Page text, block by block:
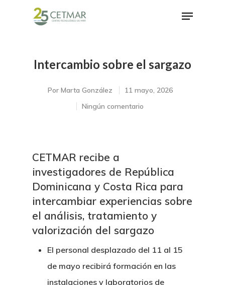
Hit enter to search or ESC to close
Intercambio sobre el sargazo
Por Marta González
11 mayo, 2026
Ningún comentario
CETMAR recibe a
investigadores de República
Dominicana y Costa Rica para
intercambiar experiencias sobre
el análisis, tratamiento y
valorización del sargazo
El personal desplazado del 11 al 15
de mayo recibirá formación en las
instalaciones y laboratorios de